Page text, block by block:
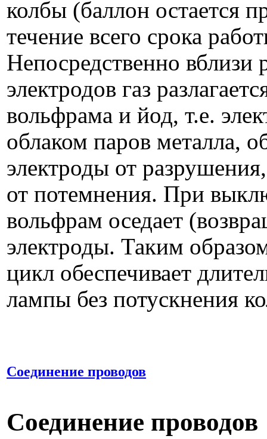
колбы (баллон остается
течение всего срока
Непосредственно вблизи
электродов газ
вольфрама и йод, т.е.
облаком паров металла,
электроды от
от потемнения. При
вольфрам оседает
электроды. Таким
цикл обеспечивает
лампы без потускнения
Соединение проводов
Соединение проводов